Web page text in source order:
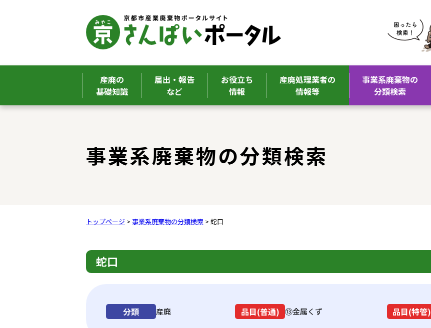
産廃の
基礎知識
届出・報告
など
お役立ち
情報
産廃処理業者の
情報等
事業系廃棄物の
分類検索
事業系廃棄物の分類検索
トップページ > 事業系廃棄物の分類検索 > 蛇口
蛇口
分類 産廃 品目(普通) ⑬金属くず 品目(特管)